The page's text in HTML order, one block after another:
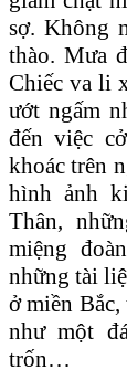
sợ. Không
thào. Mưa
Chiếc va li
ướt ngấm
đến việc
khoác trên
hình ảnh
Thân,
miệng
những tài
ở miền
như một
trốn…